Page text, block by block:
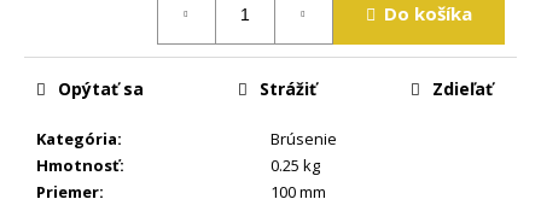
Do košíka
Kategória:
Brúsenie
Hmotnosť:
0.25 kg
Priemer:
100 mm
Opýtať sa Strážiť Zdieľať